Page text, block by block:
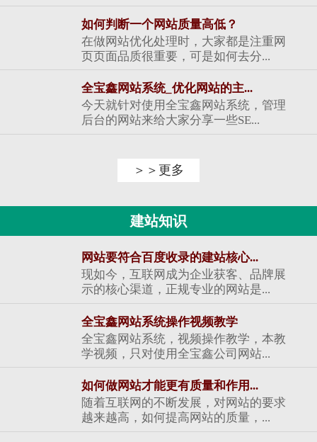
如何判断一个网站质量高低？
在做网站优化处理时，大家都是注重网
页页面品质很重要，可是如何去分...
全宝鑫网站系统_优化网站的主...
今天就针对使用全宝鑫网站系统，管理
后台的网站来给大家分享一些SE...
＞＞更多
建站知识
网站要符合百度收录的建站核心...
现如今，互联网成为企业获客、品牌展
示的核心渠道，正规专业的网站是...
全宝鑫网站系统操作视频教学
全宝鑫网站系统，视频操作教学，本教
学视频，只对使用全宝鑫公司网站...
如何做网站才能更有质量和作用...
随着互联网的不断发展，对网站的要求
越来越高，如何提高网站的质量，...